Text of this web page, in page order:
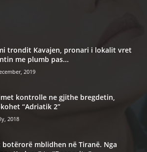
trondit Kavajen, pronari i lokalit vret
me plumb pas...
2019
kontrolle ne gjithe bregdetin,
“Adriatik 2”
2018
botërorë mblidhen në Tiranë. Nga